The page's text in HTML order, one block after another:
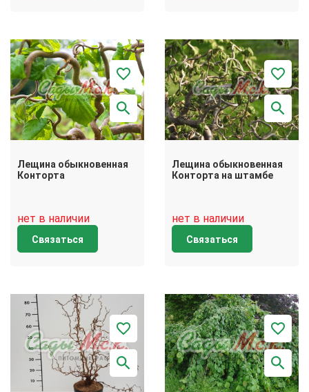
Лещина обыкновенная
Конторта
нет в наличии
Связаться
Лещина обыкновенная
Конторта на штамбе
нет в наличии
Связаться